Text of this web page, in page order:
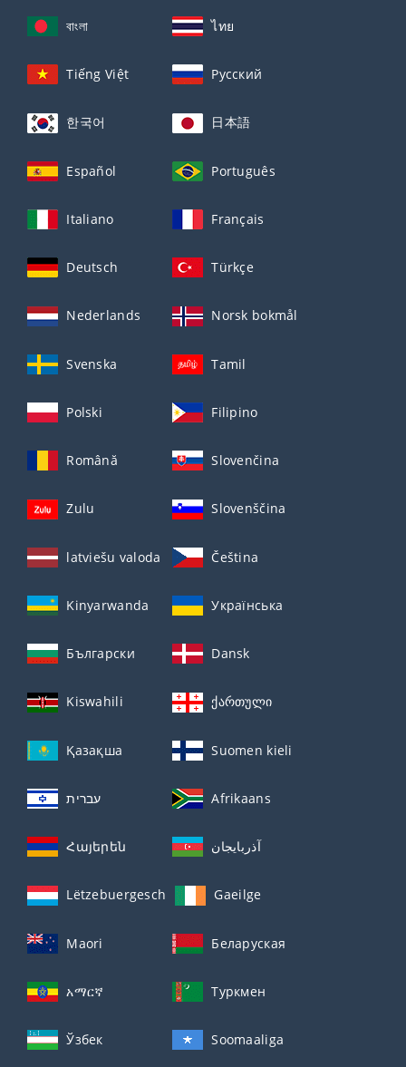
বাংলা ไทย
Tiếng Việt Русский
한국어 日本語
Español Português
Italiano Français
Deutsch Türkçe
Nederlands Norsk bokmål
Svenska Tamil
Polski Filipino
Română Slovenčina
Zulu Slovenščina
latviešu valoda Čeština
Kinyarwanda Українська
Български Dansk
Kiswahili ქართული
Қазақша Suomen kieli
עברית Afrikaans
Հայերեն آذربايجان
Lëtzebuergesch Gaeilge
Maori Беларуская
አማርኛ Туркмен
Ўзбек Soomaaliga